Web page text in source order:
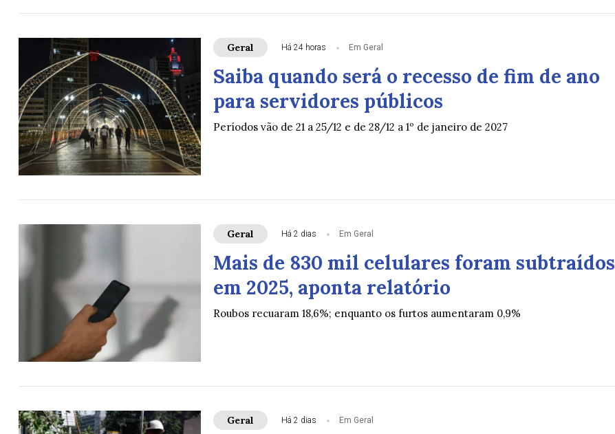
Geral Há 24 horas Em Geral
Saiba quando será o recesso de fim de ano
para servidores públicos
Períodos vão de 21 a 25/12 e de 28/12 a 1º de janeiro de 2027
Geral Há 2 dias Em Geral
Mais de 830 mil celulares foram subtraídos
em 2025, aponta relatório
Roubos recuaram 18,6%; enquanto os furtos aumentaram 0,9%
Geral Há 2 dias Em Geral